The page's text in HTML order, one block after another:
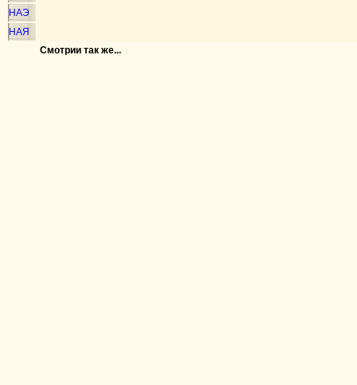
НАЭ
НАЯ
Смотрии так же...